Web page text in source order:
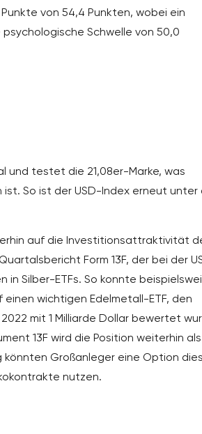
von 54,4 Punkten, wobei ein
Schwelle von 50,0
und testet die 21,08er-Marke, was
So ist der USD-Index erneut unter
auf die Investitionsattraktivität
Form 13F, der bei der
Silber-ETFs. So konnte
wichtigen Edelmetall-ETF, den
mit 1 Milliarde Dollar bewertet
13F wird die Position weiterhin als
könnten Großanleger eine Option
nutzen.